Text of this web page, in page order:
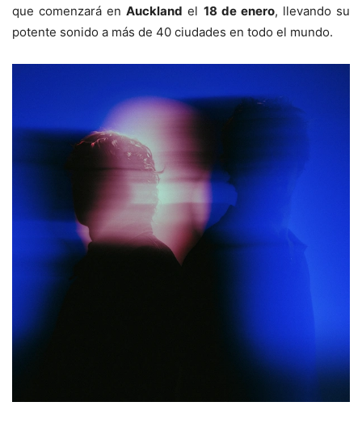
que comenzará enAuckland el 18 de enero, llevando su
potente sonido a más de 40 ciudades en todo el mundo.